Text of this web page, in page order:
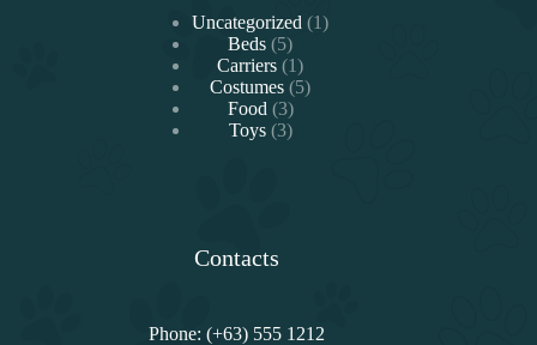
Uncategorized 11
Beds 55
productos
Carriers 11
producto
Costumes 55
Food 33
productos
Toys 33
Contacts
Phone: (+63) 555 1212